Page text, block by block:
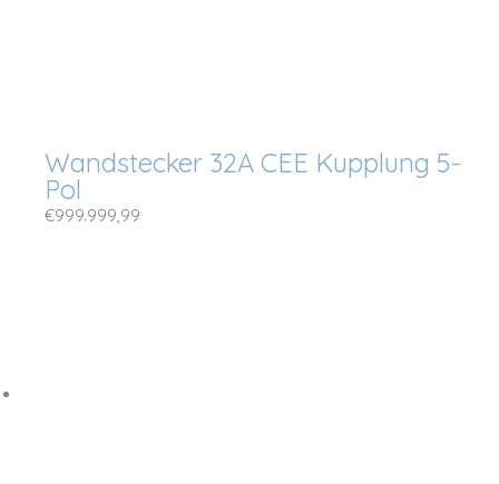
Wandstecker 32A CEE Kupplung 5-
Pol
€999.999,99